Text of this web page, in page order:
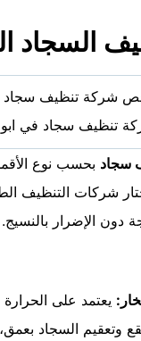
السجاد
تنظيف سجاد في
سجاد بحسب نوع
شركات التنظيف
دون الإضرار
يعتمد على الحرارة
وتعقيم السجاد